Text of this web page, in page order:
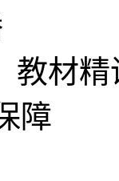
教材
障